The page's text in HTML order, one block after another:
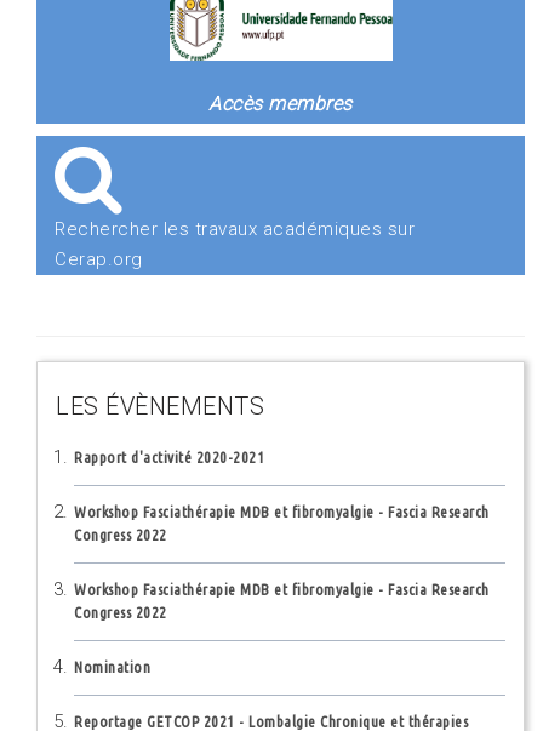
Accès membres
Rechercher les travaux académiques sur
Cerap.org
LES ÉVÈNEMENTS
Rapport d'activité 2020-2021
Workshop Fasciathérapie MDB et fibromyalgie - Fascia Research
Congress 2022
Workshop Fasciathérapie MDB et fibromyalgie - Fascia Research
Congress 2022
Nomination
Reportage GETCOP 2021 - Lombalgie Chronique et thérapies